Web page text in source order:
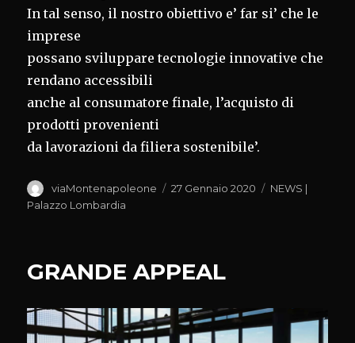
In tal senso, il nostro obiettivo e’ far si’ che le
imprese
possano sviluppare tecnologie innovative che
rendano accessibili
anche al consumatore finale, l’acquisto di
prodotti provenienti
da lavorazioni da filiera sostenibile’.
Autore
viaMontenapoleone
Pubblicato
27 Gennaio 2020 Categorie
NEWS |
Palazzo Lombardia
GRANDE APPEAL